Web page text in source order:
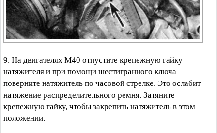
9. На двигателях М40 отпустите крепежную гайку
натяжителя и при помощи шестигранного ключа
поверните натяжитель по часовой стрелке. Это ослабит
натяжение распределительного ремня. Затяните
крепежную гайку, чтобы закрепить натяжитель в этом
положении.